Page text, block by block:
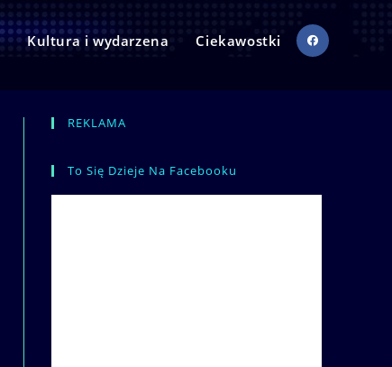
Kultura i wydarzena Ciekawostki
REKLAMA
To Się Dzieje Na Facebooku